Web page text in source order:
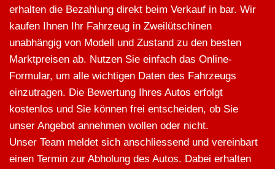
erhalten die Bezahlung direkt beim Verkauf in bar. Wir
kaufen Ihnen Ihr Fahrzeug in Zweilütschinen
unabhängig von Modell und Zustand zu den besten
Marktpreisen ab. Nutzen Sie einfach das Online-
Formular, um alle wichtigen Daten des Fahrzeugs
einzutragen. Die Bewertung Ihres Autos erfolgt
kostenlos und Sie können frei entscheiden, ob Sie
unser Angebot annehmen wollen oder nicht.
Unser Team meldet sich anschliessend und vereinbart
einen Termin zur Abholung des Autos. Dabei erhalten